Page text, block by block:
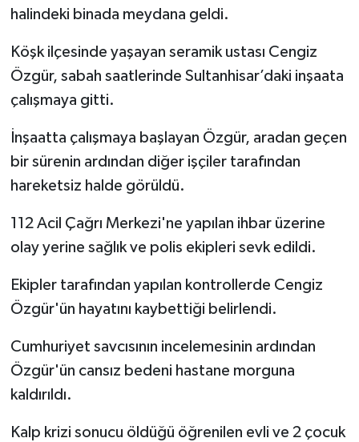
halindeki binada meydana geldi.
Köşk ilçesinde yaşayan seramik ustası Cengiz
Özgür, sabah saatlerinde Sultanhisar’daki inşaata
çalışmaya gitti.
İnşaatta çalışmaya başlayan Özgür, aradan geçen
bir sürenin ardından diğer işçiler tarafından
hareketsiz halde görüldü.
112 Acil Çağrı Merkezi'ne yapılan ihbar üzerine
olay yerine sağlık ve polis ekipleri sevk edildi.
Ekipler tarafından yapılan kontrollerde Cengiz
Özgür'ün hayatını kaybettiği belirlendi.
Cumhuriyet savcısının incelemesinin ardından
Özgür'ün cansız bedeni hastane morguna
kaldırıldı.
Kalp krizi sonucu öldüğü öğrenilen evli ve 2 çocuk